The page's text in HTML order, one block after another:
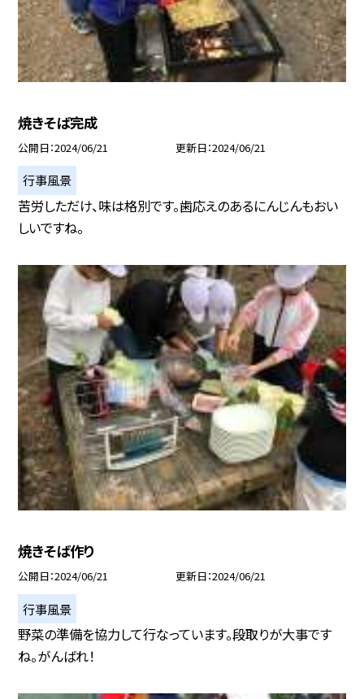
焼きそば完成
公開日 2024/06/21 更新日 2024/06/21
行事風景
苦労しただけ、味は格別です。歯応えのあるにんじんもおい
しいですね。
焼きそば作り
公開日 2024/06/21 更新日 2024/06/21
行事風景
野菜の準備を協力して行なっています。段取りが大事です
ね。がんばれ！